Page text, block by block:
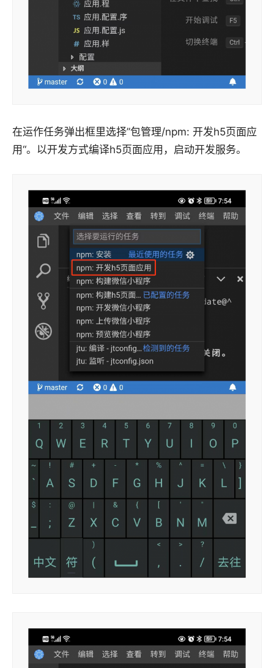
在运作任务弹出框里选择”包管理/npm: 开发h5页面应
用“。以开发方式编译h5页面应用，启动开发服务。